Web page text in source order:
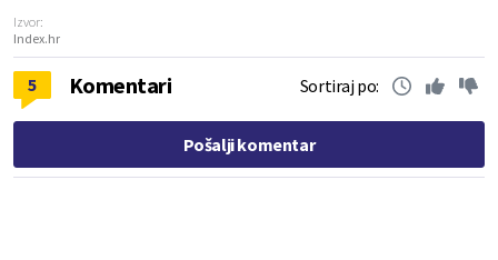
Izvor:
Index.hr
5 Komentari Sortiraj po:
Pošalji komentar